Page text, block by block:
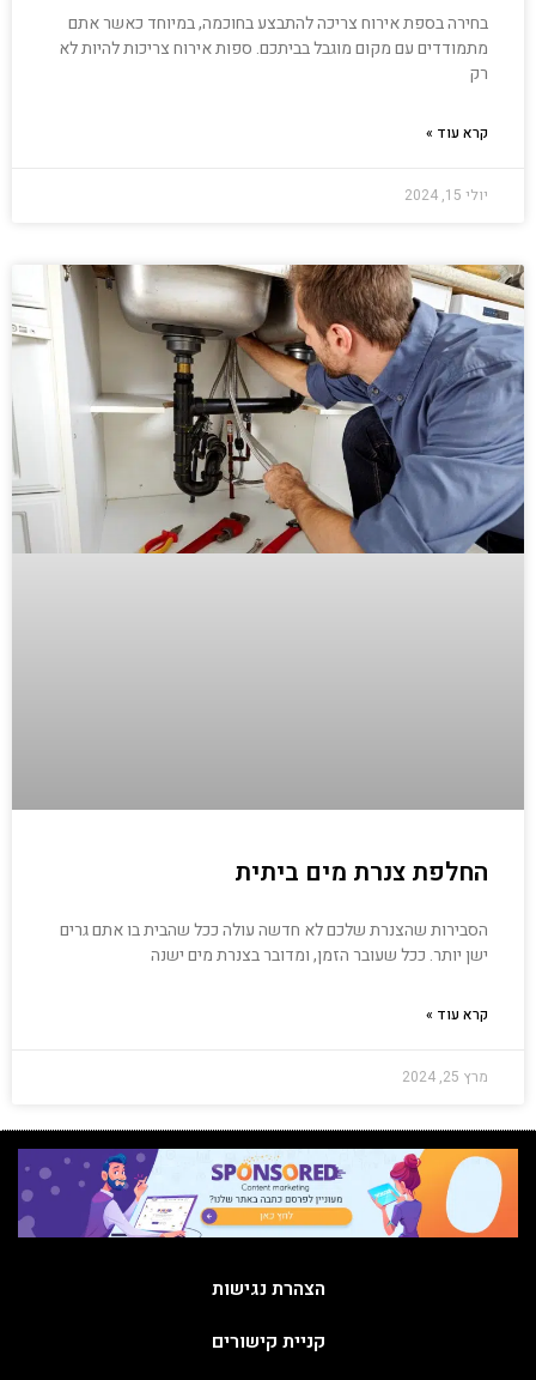
בחירה בספת אירוח צריכה להתבצע בחוכמה, במיוחד כאשר אתם
מתמודדים עם מקום מוגבל בביתכם. ספות אירוח צריכות להיות לא
רק
קרא עוד »
יולי 15, 2024
החלפת צנרת מים ביתית
הסבירות שהצנרת שלכם לא חדשה עולה ככל שהבית בו אתם גרים
ישן יותר. ככל שעובר הזמן, ומדובר בצנרת מים ישנה
קרא עוד »
מרץ 25, 2024
הצהרת נגישות
קניית קישורים